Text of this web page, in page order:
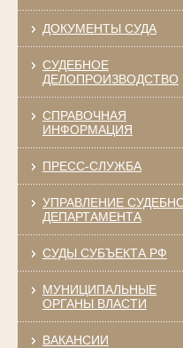
ДОКУМЕНТЫ СУДА
СУДЕБНОЕ
ДЕЛОПРОИЗВОДСТВО
СПРАВОЧНАЯ
ИНФОРМАЦИЯ
ПРЕСС-СЛУЖБА
УПРАВЛЕНИЕ
ДЕПАРТАМЕНТА
СУДЫ СУБЪЕКТА РФ
МУНИЦИПАЛЬНЫЕ
ОРГАНЫ ВЛАСТИ
ВАКАНСИИ